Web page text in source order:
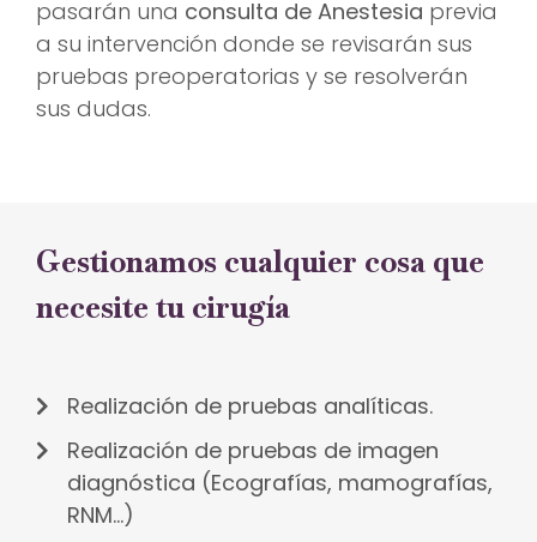
pasarán una consulta de Anestesia previa
a su intervención donde se revisarán sus
pruebas preoperatorias y se resolverán
sus dudas.
Gestionamos cualquier cosa que
necesite tu cirugía
Realización de pruebas analíticas.
Realización de pruebas de imagen
diagnóstica (Ecografías, mamografías,
RNM…)